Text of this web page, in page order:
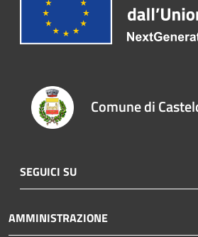
Comune di
SEGUICI SU
AMMINISTRAZIONE